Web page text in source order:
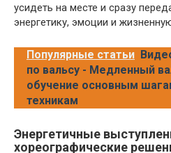
усидеть на месте и сразу
энергетику, эмоции и
Популярные статьи
по вальсу - Медленный
обучение основным
техникам
Энергетичные
хореографические